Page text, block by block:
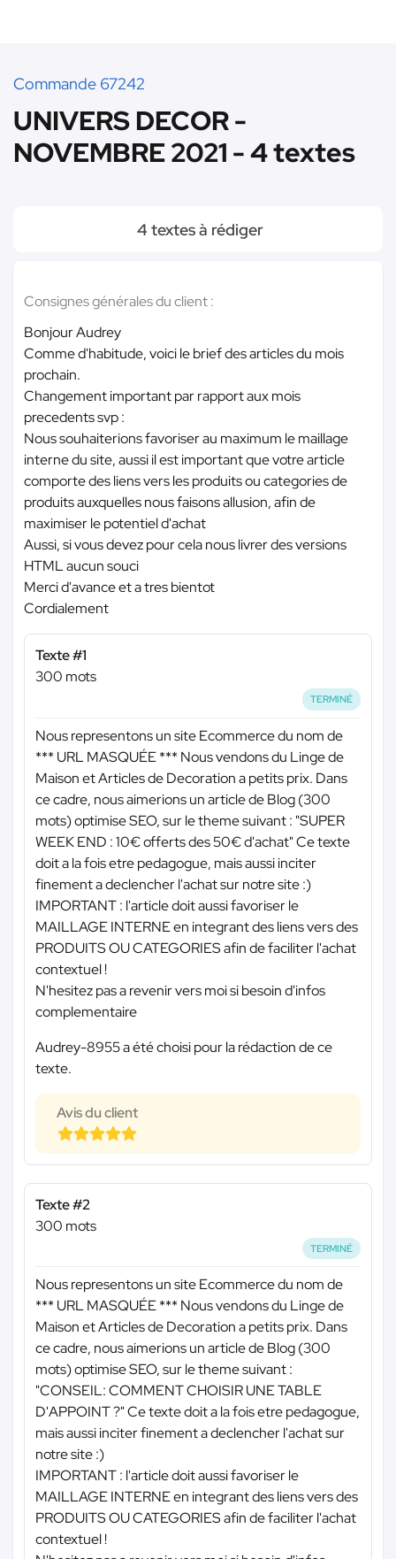
Commande 67242
UNIVERS DECOR -
NOVEMBRE 2021 - 4 textes
4 textes à rédiger
Consignes générales du client :
Bonjour Audrey
Comme d'habitude, voici le brief des articles du mois
prochain.
Changement important par rapport aux mois
precedents svp :
Nous souhaiterions favoriser au maximum le maillage
interne du site, aussi il est important que votre article
comporte des liens vers les produits ou categories de
produits auxquelles nous faisons allusion, afin de
maximiser le potentiel d'achat
Aussi, si vous devez pour cela nous livrer des versions
HTML aucun souci
Merci d'avance et a tres bientot
Cordialement
Texte #1
300 mots
TERMINÉ
Nous representons un site Ecommerce du nom de
*** URL MASQUÉE *** Nous vendons du Linge de
Maison et Articles de Decoration a petits prix. Dans
ce cadre, nous aimerions un article de Blog (300
mots) optimise SEO, sur le theme suivant : "SUPER
WEEK END : 10€ offerts des 50€ d'achat" Ce texte
doit a la fois etre pedagogue, mais aussi inciter
finement a declencher l'achat sur notre site :)
IMPORTANT : l'article doit aussi favoriser le
MAILLAGE INTERNE en integrant des liens vers des
PRODUITS OU CATEGORIES afin de faciliter l'achat
contextuel !
N'hesitez pas a revenir vers moi si besoin d'infos
complementaire
Audrey-8955 a été choisi pour la rédaction de ce
texte.
Avis du client
Texte #2
300 mots
TERMINÉ
Nous representons un site Ecommerce du nom de
*** URL MASQUÉE *** Nous vendons du Linge de
Maison et Articles de Decoration a petits prix. Dans
ce cadre, nous aimerions un article de Blog (300
mots) optimise SEO, sur le theme suivant :
"CONSEIL: COMMENT CHOISIR UNE TABLE
D'APPOINT ?" Ce texte doit a la fois etre pedagogue,
mais aussi inciter finement a declencher l'achat sur
notre site :)
IMPORTANT : l'article doit aussi favoriser le
MAILLAGE INTERNE en integrant des liens vers des
PRODUITS OU CATEGORIES afin de faciliter l'achat
contextuel !